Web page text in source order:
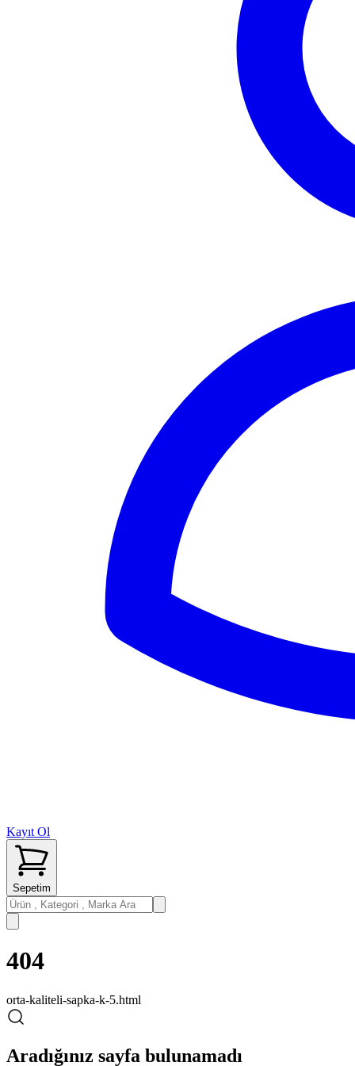
Kayıt Ol
Sepetim
404
orta-kaliteli-sapka-k-5.html
Aradığınız sayfa bulunamadı